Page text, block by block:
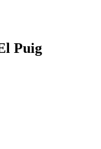
Puig